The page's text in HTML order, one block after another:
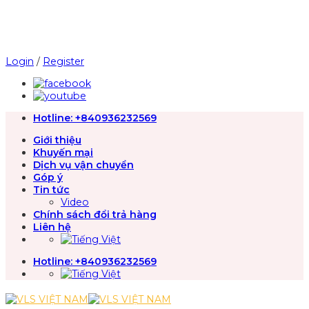
Login / Register
Hotline: +840936232569
Giới thiệu
Khuyến mại
Dịch vụ vận chuyển
Góp ý
Tin tức
Video
Chính sách đổi trả hàng
Liên hệ
Hotline: +840936232569